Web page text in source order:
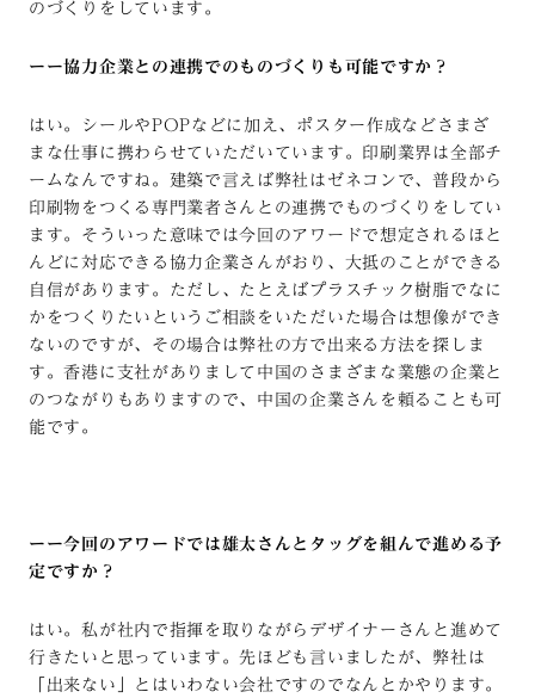
のづくりをしています。
ーー協力企業との連携でのものづくりも可能ですか？
はい。シールやPOPなどに加え、ポスター作成などさまざ
まな仕事に携わらせていただいています。印刷業界は全部チ
ームなんですね。建築で言えば弊社はゼネコンで、普段から
印刷物をつくる専門業者さんとの連携でものづくりをしてい
ます。そういった意味では今回のアワードで想定されるほと
んどに対応できる協力企業さんがおり、大抵のことができる
自信があります。ただし、たとえばプラスチック樹脂でなに
かをつくりたいというご相談をいただいた場合は想像ができ
ないのですが、その場合は弊社の方で出来る方法を探しま
す。香港に支社がありまして中国のさまざまな業態の企業と
のつながりもありますので、中国の企業さんを頼ることも可
能です。
ーー今回のアワードでは雄太さんとタッグを組んで進める予
定ですか？
はい。私が社内で指揮を取りながらデザイナーさんと進めて
行きたいと思っています。先ほども言いましたが、弊社は
「出来ない」とはいわない会社ですのでなんとかやります。